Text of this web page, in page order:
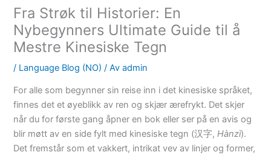
Fra Strøk til Historier: En
Nybegynners Ultimate Guide til å
Mestre Kinesiske Tegn
/ Language Blog (NO) / Av admin
For alle som begynner sin reise inn i det kinesiske språket,
finnes det et øyeblikk av ren og skjær ærefrykt. Det skjer
når du for første gang åpner en bok eller ser på en avis og
blir møtt av en side fylt med kinesiske tegn (汉字,Hànzì).
Det fremstår som et vakkert, intrikat vev av linjer og former,